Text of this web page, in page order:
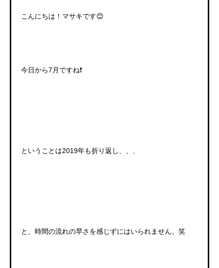
こんにちは！マサキです😊
今日から7月ですね❗️
ということは2019年も折り返し、、、
と、時間の流れの早さを感じずにはいられません。笑